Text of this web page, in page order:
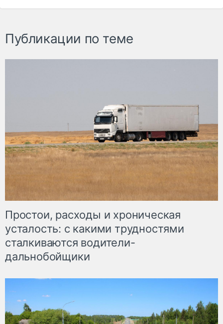
Публикации по теме
Простои, расходы и хроническая
усталость: с какими трудностями
сталкиваются водители-
дальнобойщики